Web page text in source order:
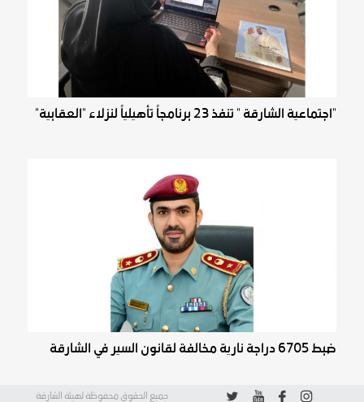
"اجتماعية الشارقة " تنفذ 23 برنامجاً تأهيلياً لنزلاء "العقابية"
ضبط ‏6705 دراجة نارية مخالفة لقانون السير في الشارقة
جميع الحقوق محفوظة لهيئة الشارقة